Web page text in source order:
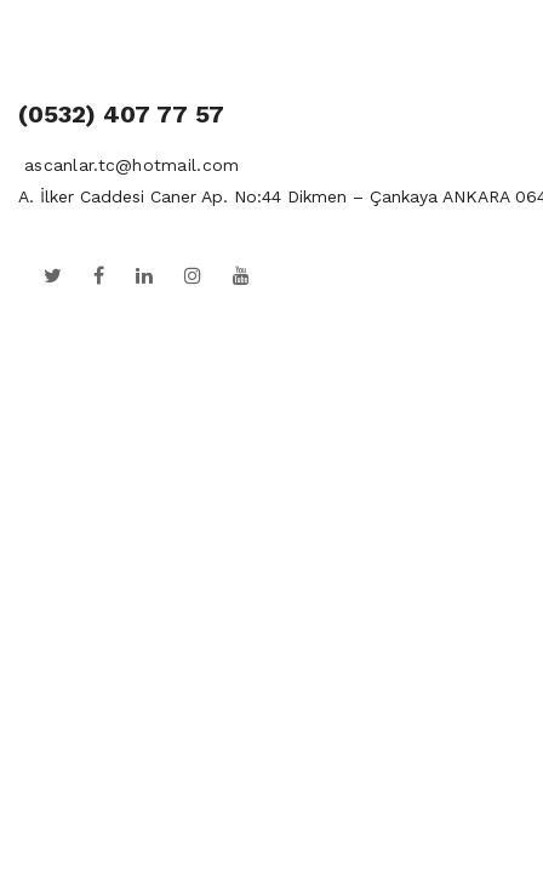
(0532) 407 77 57
ascanlar.tc@hotmail.com
A. İlker Caddesi Caner Ap. No:44 Dikmen – Çankaya ANKARA